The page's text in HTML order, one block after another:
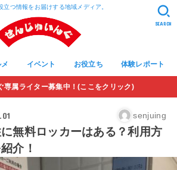
立つ情報をお届けする地域メディア。
イベント お役立ち 体験レポート
SEARCH
専属ライター募集中！(ここをクリック)
senjuing
に無料ロッカーはある？利用方
介！